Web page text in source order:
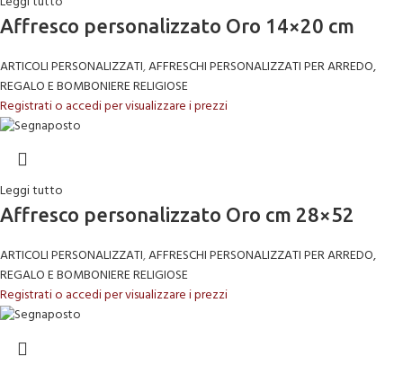
Affresco personalizzato Oro 14×20 cm
ARTICOLI PERSONALIZZATI,AFFRESCHI PERSONALIZZATI PER ARREDO,
REGALO E BOMBONIERE RELIGIOSE
Registrati o accedi per visualizzare i prezzi
Leggi tutto
Affresco personalizzato Oro cm 28×52
ARTICOLI PERSONALIZZATI,AFFRESCHI PERSONALIZZATI PER ARREDO,
REGALO E BOMBONIERE RELIGIOSE
Registrati o accedi per visualizzare i prezzi